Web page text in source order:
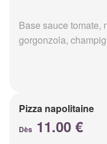
Base sauce tomate,
gorgonzola,
Pizza napolitaine
Dès 11.00 €